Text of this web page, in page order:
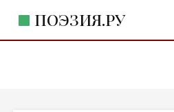
ПОЭЗИЯ.РУ